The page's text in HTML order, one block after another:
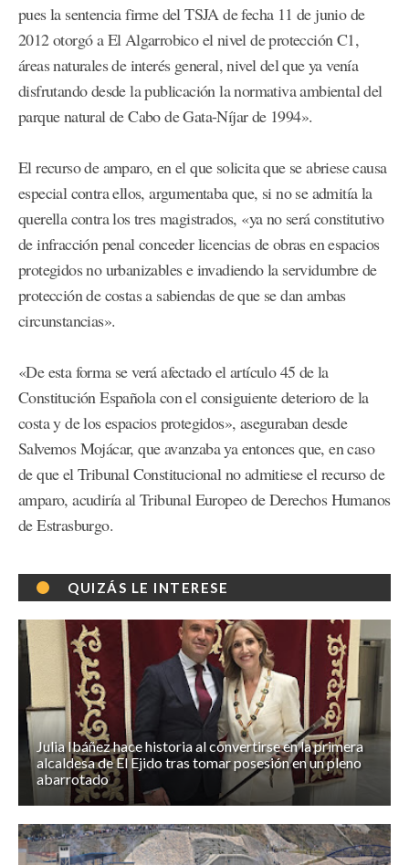
pues la sentencia firme del TSJA de fecha 11 de junio de
2012 otorgó a El Algarrobico el nivel de protección C1,
áreas naturales de interés general, nivel del que ya venía
disfrutando desde la publicación la normativa ambiental del
parque natural de Cabo de Gata-Níjar de 1994».
El recurso de amparo, en el que solicita que se abriese causa
especial contra ellos, argumentaba que, si no se admitía la
querella contra los tres magistrados, «ya no será constitutivo
de infracción penal conceder licencias de obras en espacios
protegidos no urbanizables e invadiendo la servidumbre de
protección de costas a sabiendas de que se dan ambas
circunstancias».
«De esta forma se verá afectado el artículo 45 de la
Constitución Española con el consiguiente deterioro de la
costa y de los espacios protegidos», aseguraban desde
Salvemos Mojácar, que avanzaba ya entonces que, en caso
de que el Tribunal Constitucional no admitiese el recurso de
amparo, acudiría al Tribunal Europeo de Derechos Humanos
de Estrasburgo.
QUIZÁS LE INTERESE
Julia Ibáñez hace historia al convertirse en la primera
alcaldesa de El Ejido tras tomar posesión en un pleno
abarrotado